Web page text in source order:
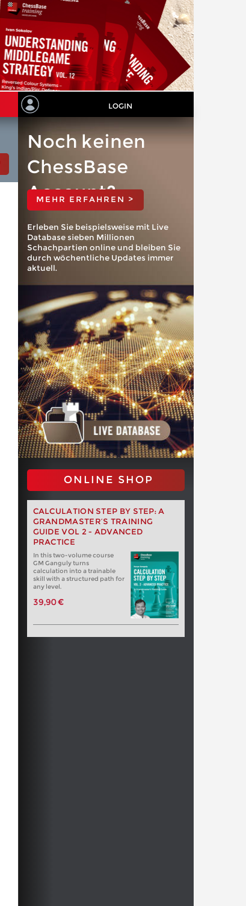
LOGIN
Noch keinen
ChessBase
Account?
MEHR ERFAHREN >
Erleben Sie beispielsweise mit Live
Database sieben Millionen
Schachpartien online und bleiben Sie
durch wöchentliche Updates immer
aktuell.
ONLINE SHOP
CALCULATION STEP BY STEP: A
GRANDMASTER’S TRAINING
GUIDE VOL 2 - ADVANCED
PRACTICE
In this two-volume course
GM Ganguly turns
calculation into a trainable
skill with a structured path for
any level.
39,90 €